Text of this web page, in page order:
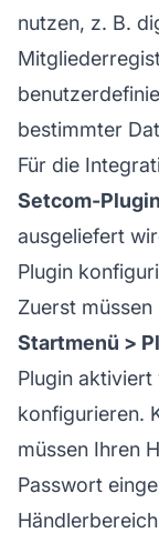
nutzen, z. B.
bestimmter
Für die
Setcom-Plugin
ausgeliefert
Plugin
Zuerst
Startmenü >
Plugin aktiviert
konfigurieren.
müssen Ihren
Passwort